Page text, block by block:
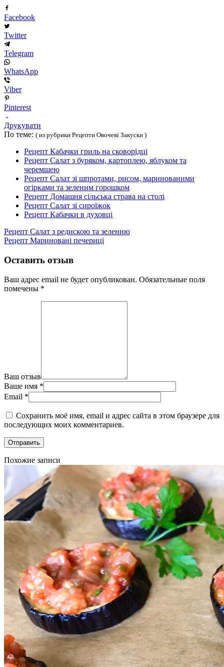
Facebook
Twitter
Telegram
WhatsApp
Viber
Pinterest
Друкувати
По теме: ( из рубрики Рецепти Овочеві Закуски )
Рецепт Кабачки гриль на сковорідці
Рецепт Салат з буряком, картоплею, яблуком та
черемшею
Рецепт Салат зі шпротами, рисом, маринованими
огірками та зеленим горошком
Рецепт Домашня сільська страва на столі
Рецепт Салат зі сироїжок
Рецепт Кабачки в духовці
Рецепт Салат з редискою та зеленню
Рецепт Мариновані печериці
Оставить отзыв
Ваш адрес email не будет опубликован. Обязательные поля
помечены *
Ваш отзыв
Ваше имя *
Email *
Сохранить моё имя, email и адрес сайта в этом браузере для
последующих моих комментариев.
Похожие записи